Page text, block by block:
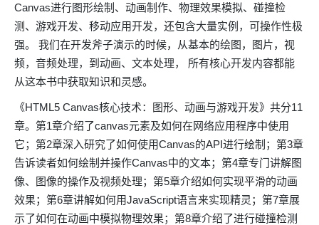
Canvas进行图形绘制、动画制作、物理效果模拟、碰撞检
测、游戏开发、移动应用开发，还包含大量实例，可操作性极
强。 我们在开发斧子演示的时候，从基本的绘图，图片，视
频，音频处理，到动画、文本处理， 所有核心开发内容都能
从这本书中获取知识和灵感。
《HTML5 Canvas核心技术：图形、动画与游戏开发》共分11
章。第1章介绍了canvas元素及如何在网络应用程序中使用
它；第2章深入研究了如何使用Canvas的API进行绘制；第3章
告诉读者如何绘制并操作Canvas中的文本；第4章专门讲解图
像、图像的操作及视频处理；第5章介绍如何实现平滑的动画
效果；第6章讲解如何用JavaScript语言来实现精灵；第7章展
示了如何在动画中模拟物理效果；第8章介绍了进行碰撞检测